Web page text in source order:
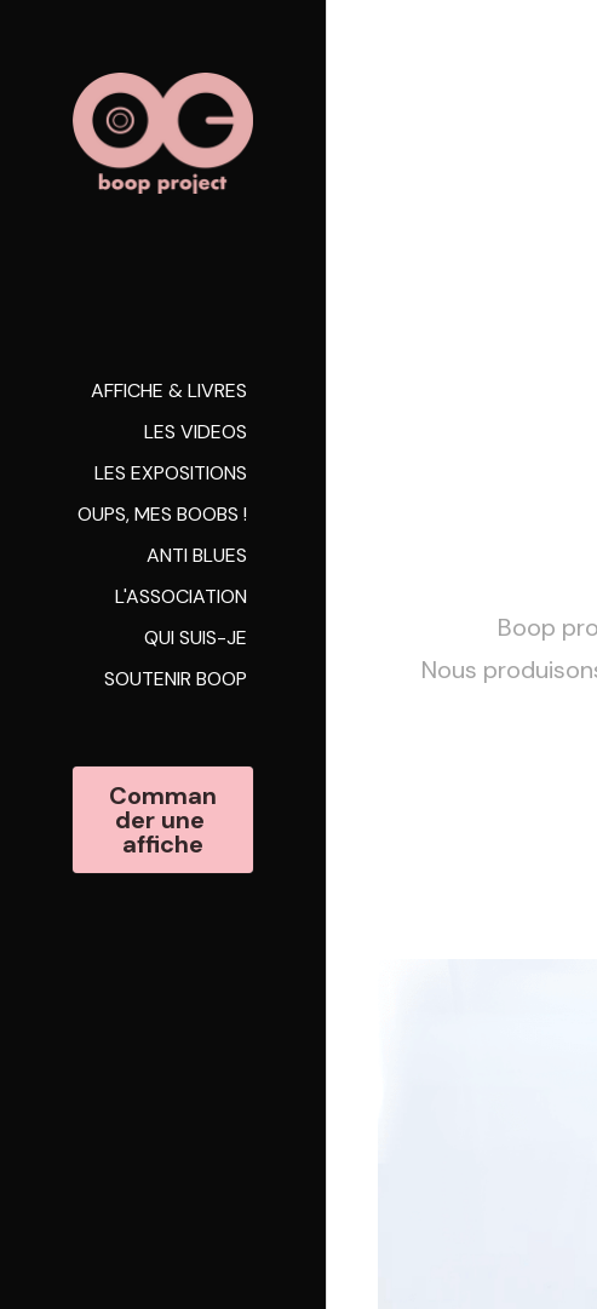
AFFICHE & LIVRES
LES VIDEOS
LES EXPOSITIONS
OUPS, MES BOOBS !
ANTI BLUES
L'ASSOCIATION
QUI SUIS-JE
SOUTENIR BOOP
Comman
der une
affiche
Boop
Nous